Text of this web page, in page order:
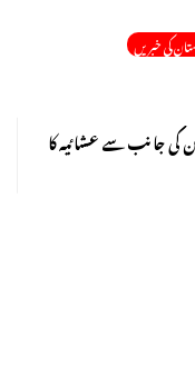
کی خبریں
جانب سے عشائیہ کا